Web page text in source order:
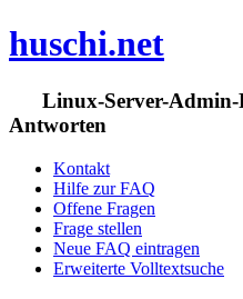
huschi.net
Linux-Server-Admin-
Antworten
Kontakt
Hilfe zur FAQ
Offene Fragen
Frage stellen
Neue FAQ eintragen
Erweiterte Volltextsuche